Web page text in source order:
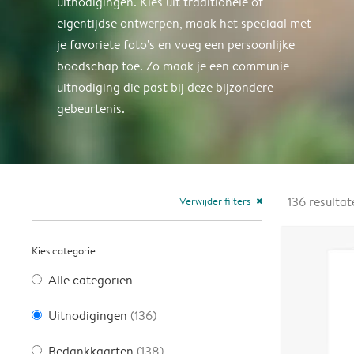
eigentijdse ontwerpen, maak het speciaal met
je favoriete foto's en voeg een persoonlijke
boodschap toe. Zo maak je een communie
uitnodiging die past bij deze bijzondere
gebeurtenis.
Verwijder filters close
Kies categorie
Alle categoriën
Uitnodigingen (136)
136